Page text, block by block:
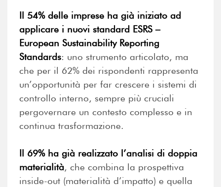
Il 54% delle imprese ha già iniziato ad
applicare i nuovi standard ESRS –
European Sustainability Reporting
Standards: uno strumento articolato, ma
che per il 62% dei rispondenti rappresenta
un’opportunità per far crescere i sistemi di
controllo interno, sempre più cruciali
pergovernare un contesto complesso e in
continua trasformazione.
Il 69% ha già realizzato l’analisi di doppia
materialità, che combina la prospettiva
inside-out (materialità d’impatto) e quella